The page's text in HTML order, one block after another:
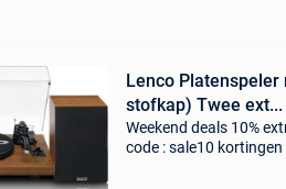
Lenco
stofkap) Twee ext...
Weekend deals 10%
code : sale10